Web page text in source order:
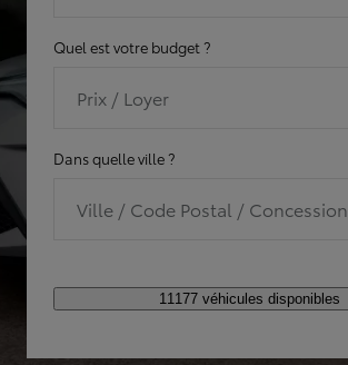
Quel est votre budget ?
Prix / Loyer
Dans quelle ville ?
Ville / Code Postal / Concession
11177 véhicules disponibles